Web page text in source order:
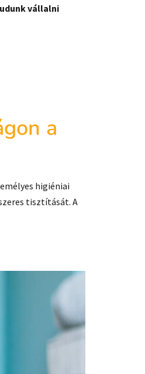
vállalni
a
higiéniai
tisztítását. A